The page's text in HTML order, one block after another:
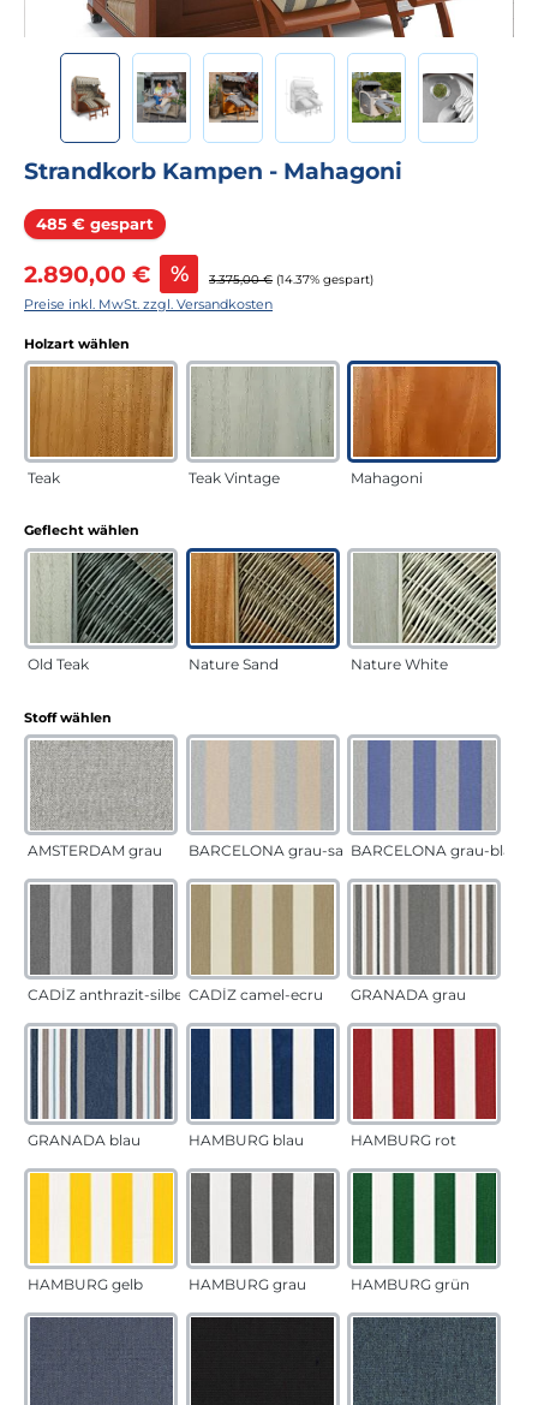
Strandkorb Kampen - Mahagoni
485 € gespart Rabatt
Verkaufspreis:
2.890,00 € % Regulärer Preis:
3.375,00 € (14.37% gespart)
Preise inkl. MwSt. zzgl. Versandkosten
Holzart wählen
Teak Teak Vintage Mahagoni
Geflecht wählen
Old Teak Nature Sand Nature White
Stoff wählen
AMSTERDAM grau BARCELONA grau-sandBARCELONA grau-blau
CADÍZ anthrazit-silber CADÍZ camel-ecru GRANADA grau
GRANADA blau HAMBURG blau HAMBURG rot
HAMBURG gelb HAMBURG grau HAMBURG grün